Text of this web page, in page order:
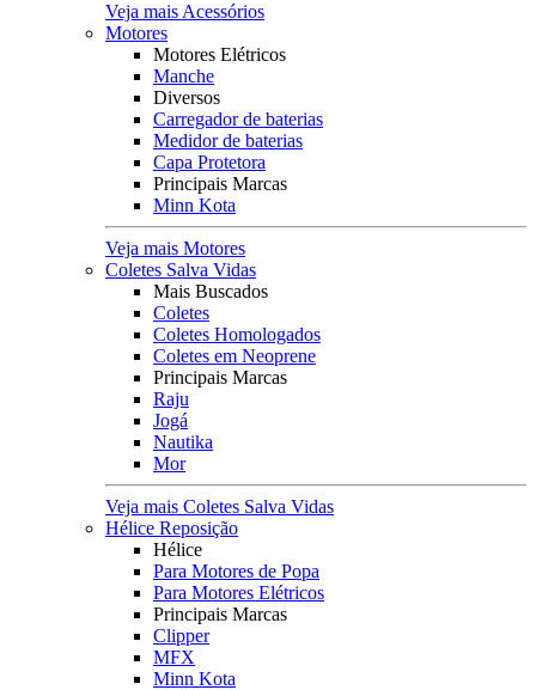
Veja mais Acessórios
Motores
Motores Elétricos
Manche
Diversos
Carregador de baterias
Medidor de baterias
Capa Protetora
Principais Marcas
Minn Kota
Veja mais Motores
Coletes Salva Vidas
Mais Buscados
Coletes
Coletes Homologados
Coletes em Neoprene
Principais Marcas
Raju
Jogá
Nautika
Mor
Veja mais Coletes Salva Vidas
Hélice Reposição
Hélice
Para Motores de Popa
Para Motores Elétricos
Principais Marcas
Clipper
MFX
Minn Kota